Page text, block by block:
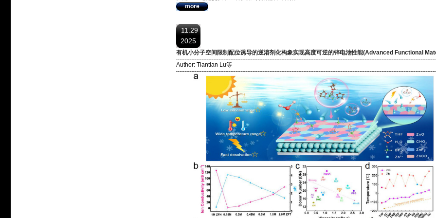
more
11.29
2025
有机小分子空间限制配位诱导的逆溶剂化构象实现高度可逆的锌电池性能(Advanced Functional
Author: Tiantian Lu等